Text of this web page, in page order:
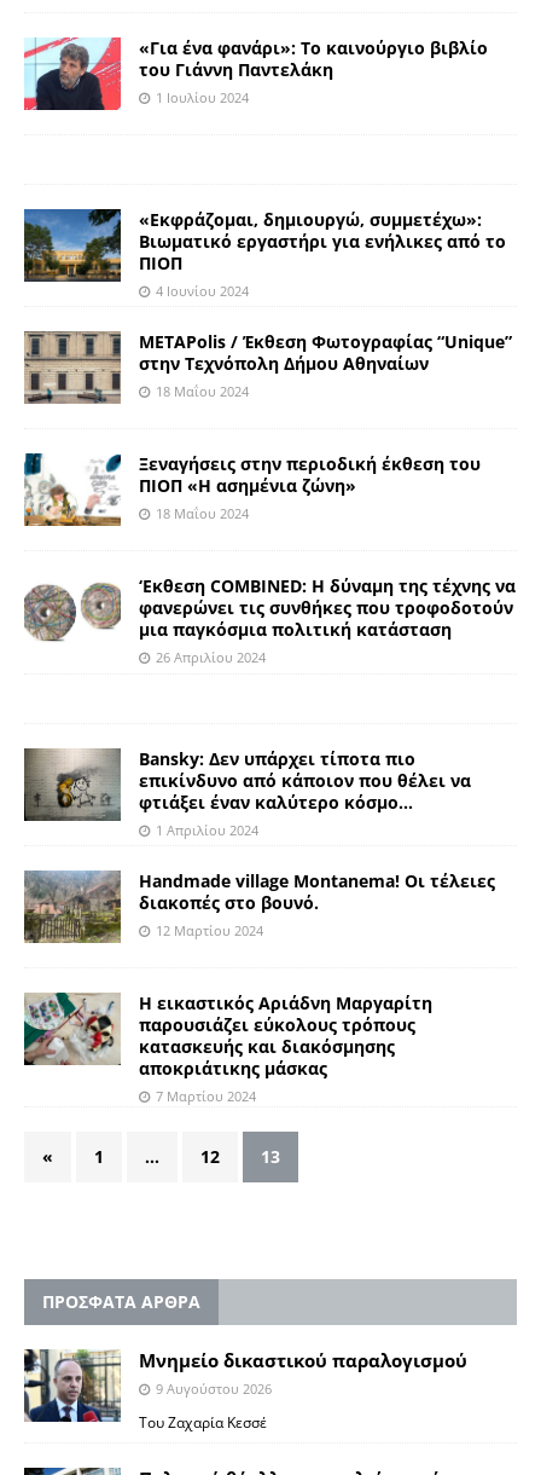
«Για ένα φανάρι»: Το καινούργιο βιβλίο
του Γιάννη Παντελάκη
1 Ιουλίου 2024
«Εκφράζομαι, δημιουργώ, συμμετέχω»:
Βιωματικό εργαστήρι για ενήλικες από το
ΠΙΟΠ
4 Ιουνίου 2024
METAPolis / Έκθεση Φωτογραφίας “Unique”
στην Τεχνόπολη Δήμου Αθηναίων
18 Μαΐου 2024
Ξεναγήσεις στην περιοδική έκθεση του
ΠΙΟΠ «Η ασημένια ζώνη»
18 Μαΐου 2024
‘Εκθεση COMBINED: Η δύναμη της τέχνης να
φανερώνει τις συνθήκες που τροφοδοτούν
μια παγκόσμια πολιτική κατάσταση
26 Απριλίου 2024
Bansky: Δεν υπάρχει τίποτα πιο
επικίνδυνο από κάποιον που θέλει να
φτιάξει έναν καλύτερο κόσμο…
1 Απριλίου 2024
Handmade village Montanema! Οι τέλειες
διακοπές στο βουνό.
12 Μαρτίου 2024
Η εικαστικός Αριάδνη Μαργαρίτη
παρουσιάζει εύκολους τρόπους
κατασκευής και διακόσμησης
αποκριάτικης μάσκας
7 Μαρτίου 2024
« 1 … 12 13
ΠΡΟΣΦΑΤΑ ΑΡΘΡΑ
Μνημείο δικαστικού παραλογισμού
9 Αυγούστου 2026
Του Ζαχαρία Κεσσέ